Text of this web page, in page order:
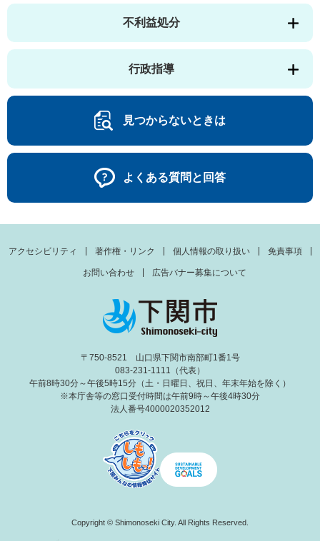
不利益処分
行政指導
見つからないときは
よくある質問と回答
アクセシビリティ 著作権・リンク 個人情報の取り扱い 免責事項
お問い合わせ 広告バナー募集について
〒750-8521 山口県下関市南部町1番1号
083-231-1111（代表）
午前8時30分～午後5時15分（土・日曜日、祝日、年末年始を除く）
※本庁舎等の窓口受付時間は午前9時～午後4時30分
法人番号4000020352012
Copyright © Shimonoseki City. All Rights Reserved.